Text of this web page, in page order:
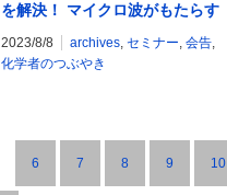
を解決！ マイクロ波がもたらす
脱炭素化と品質向上
2023/8/8 archives, セミナー, 会告,
化学者のつぶやき
6 7 8 9 10